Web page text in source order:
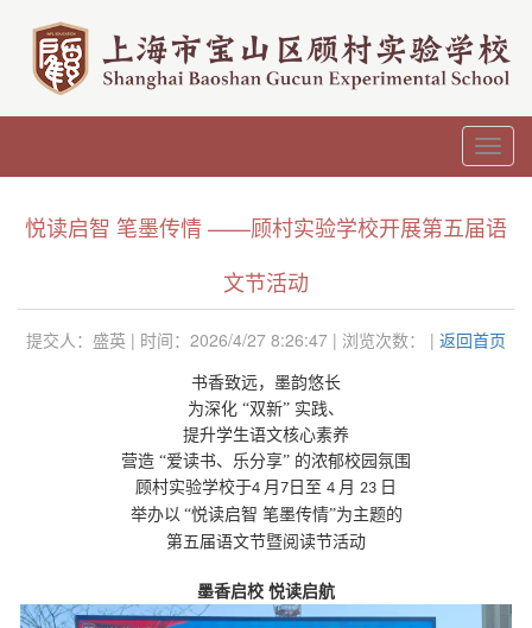
悦读启智 笔墨传情 ——顾村实验学校开展第五届语
文节活动
提交人：盛英 | 时间：2026/4/27 8:26:47 | 浏览次数： | 返回首页
书香致远，墨韵悠长
为深化 “双新” 实践、
提升学生语文核心素养
营造 “爱读书、乐分享” 的浓郁校园氛围
顾村实验学校于4 月 7 日至 4 月 23 日
举办以 “悦读启智 笔墨传情”为主题的
第五届语文节暨阅读节活动
墨香启校 悦读启航